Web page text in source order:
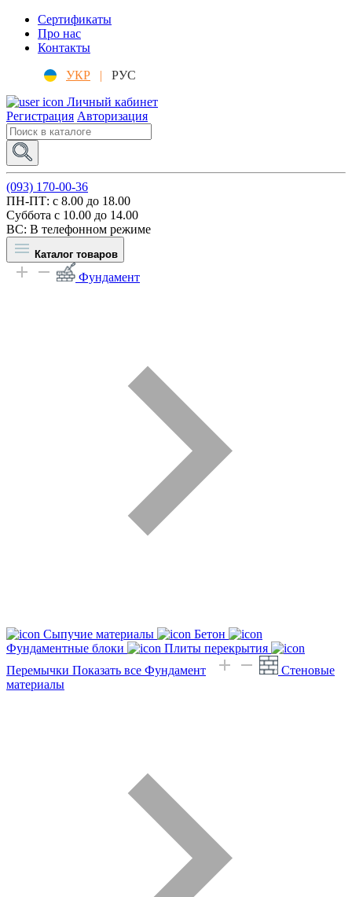
Сертификаты
Про нас
Контакты
УКР |
РУС
Личный кабинет
Регистрация Авторизация
(093) 170-00-36
ПН-ПТ: c 8.00 до 18.00
Суббота с 10.00 до 14.00
ВС: В телефонном режиме
Каталог товаров
Фундамент
Сыпучие материалы
Бетон
Фундаментные блоки
Плиты перекрытия
Перемычки Показать все Фундамент
Стеновые
материалы